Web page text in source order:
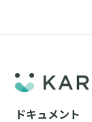
ドキュメント